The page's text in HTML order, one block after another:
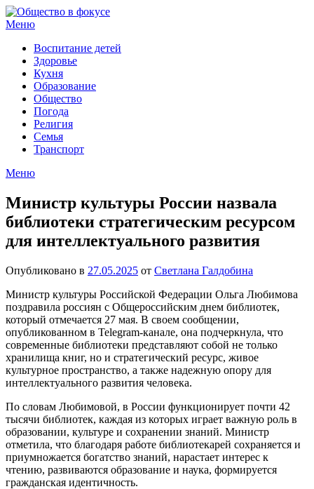
Перейти
к
Меню
Воспитание детей
Здоровье
Кухня
Образование
Общество
Погода
Религия
Семья
Транспорт
Меню
Министр культуры России назвала
библиотеки стратегическим ресурсом
для интеллектуального развития
Опубликовано в 27.05.2025 от Светлана Галдобина
Министр культуры Российской Федерации Ольга Любимова
поздравила россиян с Общероссийским днем библиотек,
который отмечается 27 мая. В своем сообщении,
опубликованном в Telegram-канале, она подчеркнула, что
современные библиотеки представляют собой не только
хранилища книг, но и стратегический ресурс, живое
культурное пространство, а также надежную опору для
интеллектуального развития человека.
По словам Любимовой, в России функционирует почти 42
тысячи библиотек, каждая из которых играет важную роль в
образовании, культуре и сохранении знаний. Министр
отметила, что благодаря работе библиотекарей сохраняется и
приумножается богатство знаний, нарастает интерес к
чтению, развиваются образование и наука, формируется
гражданская идентичность.